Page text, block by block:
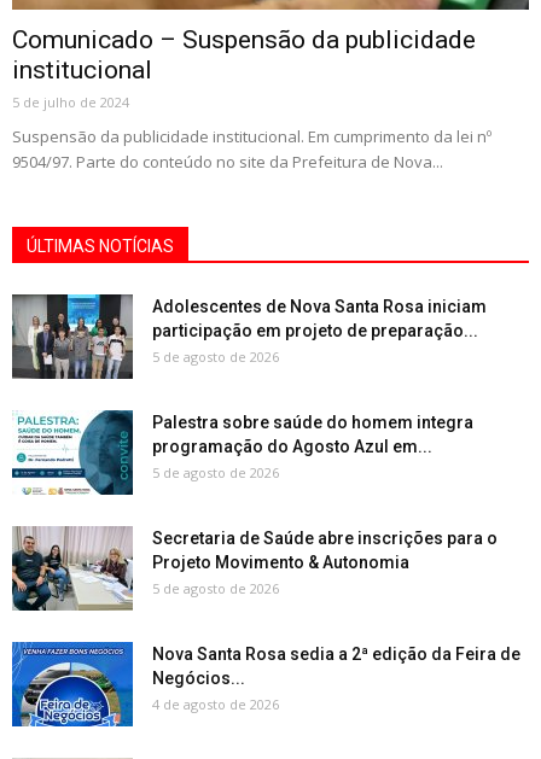
Comunicado – Suspensão da publicidade
institucional
5 de julho de 2024
Suspensão da publicidade institucional. Em cumprimento da lei nº
9504/97. Parte do conteúdo no site da Prefeitura de Nova...
ÚLTIMAS NOTÍCIAS
Adolescentes de Nova Santa Rosa iniciam
participação em projeto de preparação...
5 de agosto de 2026
Palestra sobre saúde do homem integra
programação do Agosto Azul em...
5 de agosto de 2026
Secretaria de Saúde abre inscrições para o
Projeto Movimento & Autonomia
5 de agosto de 2026
Nova Santa Rosa sedia a 2ª edição da Feira de
Negócios...
4 de agosto de 2026